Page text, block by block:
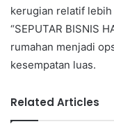
kerugian relatif
“SEPUTAR BISNIS
rumahan menjadi
kesempatan luas.
Related Articles